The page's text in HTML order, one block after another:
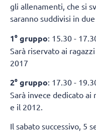
gli allenamenti, che si
saranno suddivisi in
1° gruppo: 15.30 -
Sarà riservato ai
2017
2° gruppo: 17.30 -
Sarà invece dedicato ai
e il 2012.
Il sabato successivo, 5